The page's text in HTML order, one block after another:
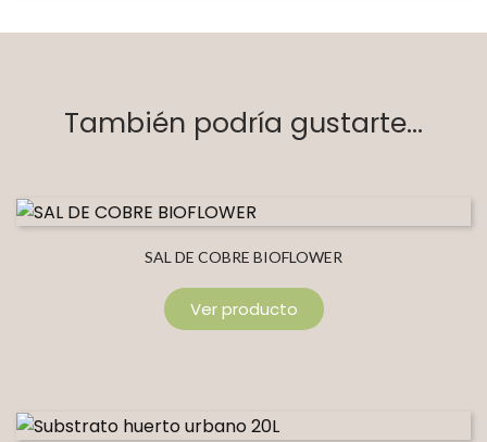
También podría gustarte...
SAL DE COBRE BIOFLOWER
Ver producto